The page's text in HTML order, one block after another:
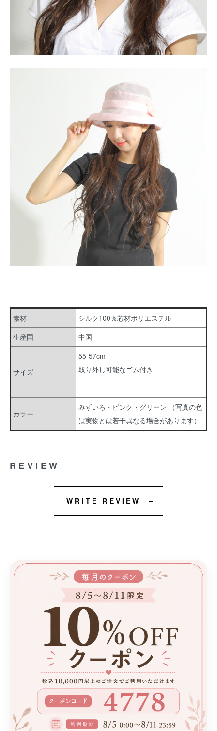
素材
シルク100％芯材ポリエステル
生産国
中国
サイズ
55-57cm
取り外し可能なゴム付き
カラー
みずいろ・ピンク・グリーン （写真の色
は実物とは若干異なる場合があります）
REVIEW
WRITE REVIEW